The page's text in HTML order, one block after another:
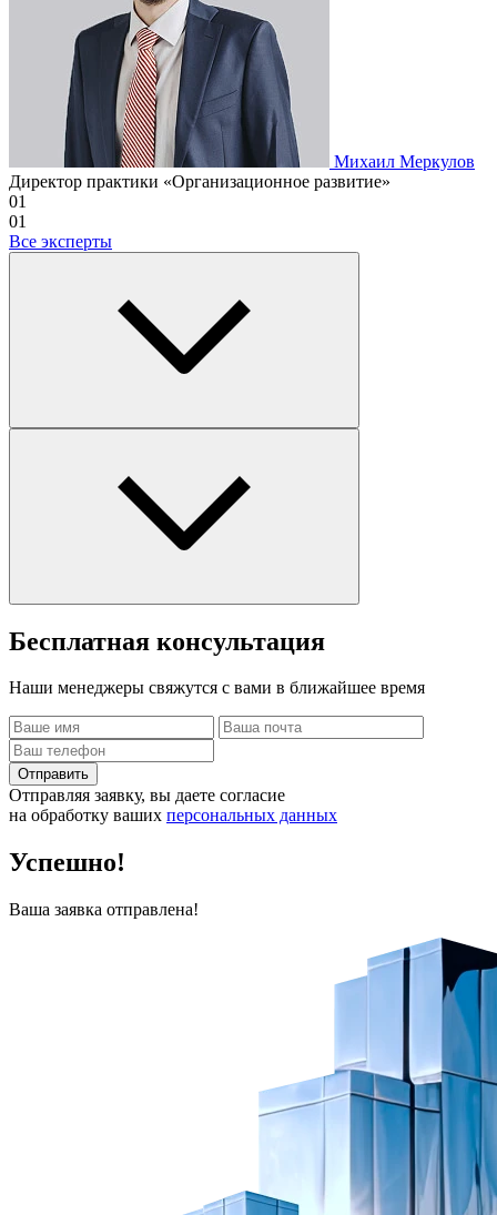
Михаил Меркулов
Директор практики «Организационное развитие»
01
01
Все эксперты
Бесплатная консультация
Наши менеджеры свяжутся с вами в ближайшее время
Отправить
Отправляя заявку, вы даете согласие
на обработку ваших персональных данных
Успешно!
Ваша заявка отправлена!